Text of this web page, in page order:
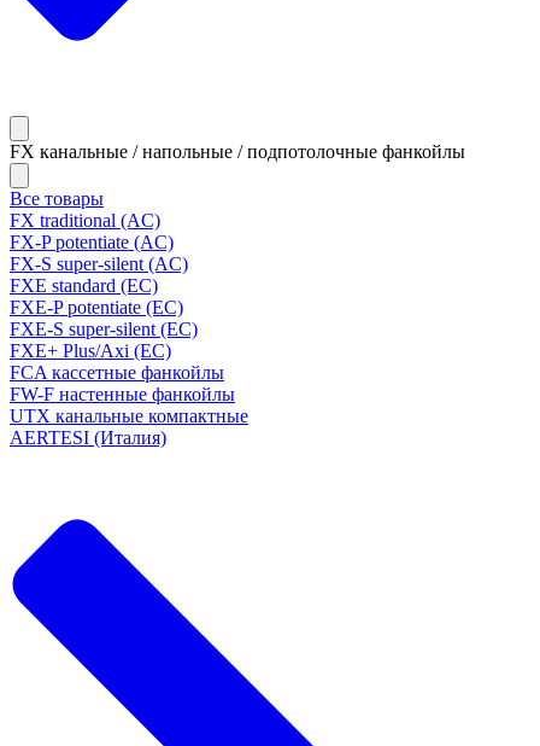
FX канальные / напольные / подпотолочные фанкойлы
Все товары
FX traditional (AC)
FX-P potentiate (AC)
FX-S super-silent (AC)
FXE standard (EC)
FXE-P potentiate (EC)
FXE-S super-silent (EC)
FXE+ Plus/Axi (EC)
FCA кассетные фанкойлы
FW-F настенные фанкойлы
UTX канальные компактные
AERTESI (Италия)